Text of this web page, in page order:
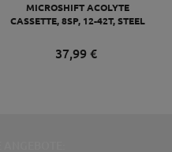
MICROSHIFT ACOLYTE
CASSETTE, 8SP, 12-42T, STEEL
37,99 €